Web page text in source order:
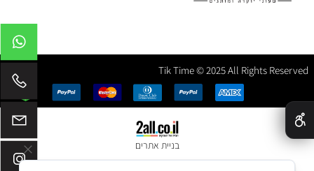
Tik Time © 2025 All Rights Reserved
בניית אתרים